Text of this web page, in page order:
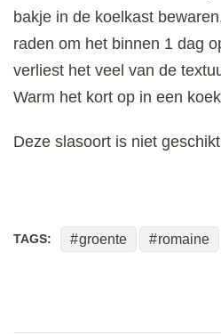
bakje in de koelkast
raden om het binnen 1 dag
verliest het veel van de
Warm het kort op in een
Deze slasoort is niet
TAGS: groente romaine